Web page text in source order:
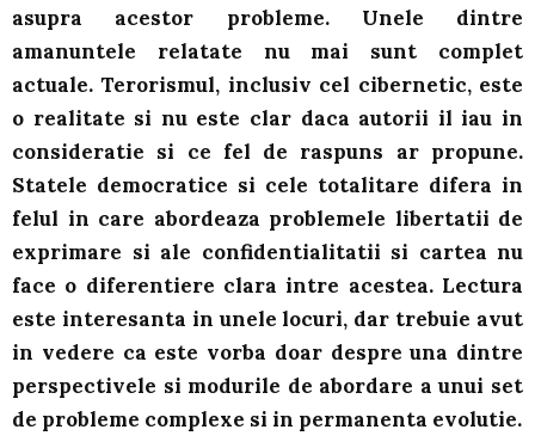
asupra acestor probleme. Unele dintre
amanuntele relatate nu mai sunt complet
actuale. Terorismul, inclusiv cel cibernetic, este
o realitate si nu este clar daca autorii il iau in
consideratie si ce fel de raspuns ar propune.
Statele democratice si cele totalitare difera in
felul in care abordeaza problemele libertatii de
exprimare si ale confidentialitatii si cartea nu
face o diferentiere clara intre acestea. Lectura
este interesanta in unele locuri, dar trebuie avut
in vedere ca este vorba doar despre una dintre
perspectivele si modurile de abordare a unui set
de probleme complexe si in permanenta evolutie.